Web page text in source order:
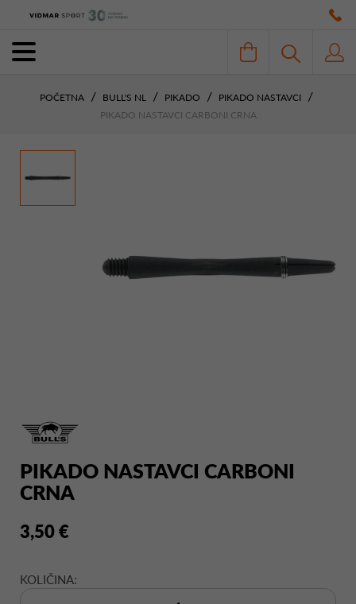
POČETNA BULL'S NL PIKADO
PIKADO NASTAVCI
PIKADO NASTAVCI CARBONI CRNA
PIKADO NASTAVCI CARBONI
CRNA
3,50 €
KOLIČINA: